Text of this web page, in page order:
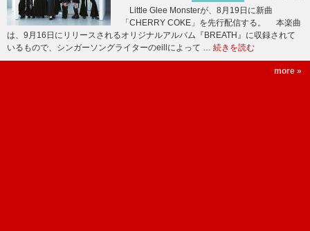
Little Glee Monsterが、8月19日に新曲
「CHERRY COKE」を先行配信する。 本楽曲
は、9月16日にリリースされるオリジナルアルバム『BREATH』に収録されて
いるもので、シンガーソングライターのeillによって … 続きを読む
more »